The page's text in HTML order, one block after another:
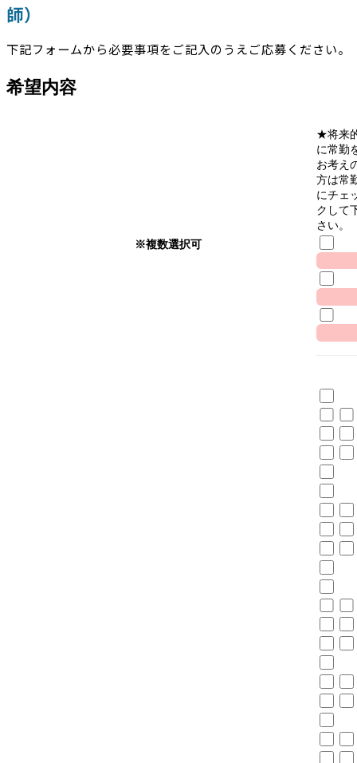
師）
下記フォームから必要事項をご記入のうえご応募ください。
希望内容
※複数選択可
★将来
に常勤
お考え
方は常
にチェ
クして
さい。